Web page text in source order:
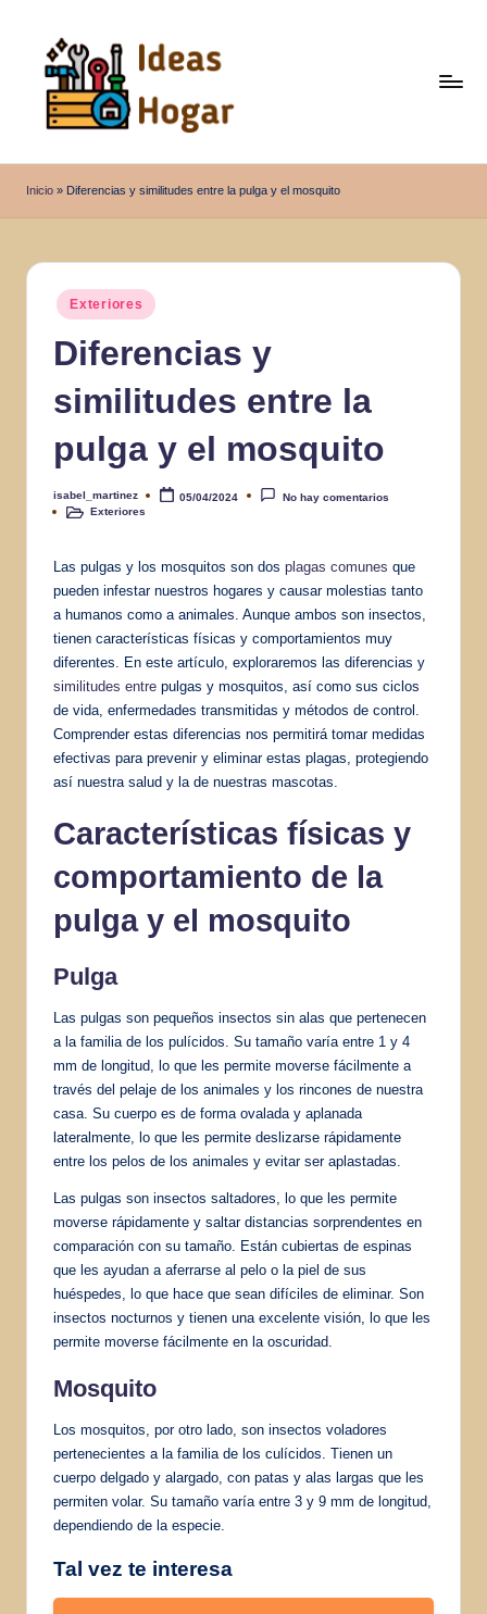
contenido
d
e
a
Inicio » Diferencias y similitudes entre la pulga y el mosquito
Publicado
en
Exteriores
Diferencias y
similitudes entre la
pulga y el mosquito
Publicado
por
isabel_martinez 05/04/2024
No hay comentarios
PublicadoExteriores
Las pulgas y los mosquitos son dos plagas comunes que
pueden infestar nuestros hogares y causar molestias tanto
a humanos como a animales. Aunque ambos son insectos,
tienen características físicas y comportamientos muy
diferentes. En este artículo, exploraremos las diferencias y
similitudes entre pulgas y mosquitos, así como sus ciclos
de vida, enfermedades transmitidas y métodos de control.
Comprender estas diferencias nos permitirá tomar medidas
efectivas para prevenir y eliminar estas plagas, protegiendo
así nuestra salud y la de nuestras mascotas.
Características físicas y
comportamiento de la
pulga y el mosquito
Pulga
Las pulgas son pequeños insectos sin alas que pertenecen
a la familia de los pulícidos. Su tamaño varía entre 1 y 4
mm de longitud, lo que les permite moverse fácilmente a
través del pelaje de los animales y los rincones de nuestra
casa. Su cuerpo es de forma ovalada y aplanada
lateralmente, lo que les permite deslizarse rápidamente
entre los pelos de los animales y evitar ser aplastadas.
Las pulgas son insectos saltadores, lo que les permite
moverse rápidamente y saltar distancias sorprendentes en
comparación con su tamaño. Están cubiertas de espinas
que les ayudan a aferrarse al pelo o la piel de sus
huéspedes, lo que hace que sean difíciles de eliminar. Son
insectos nocturnos y tienen una excelente visión, lo que les
permite moverse fácilmente en la oscuridad.
Mosquito
Los mosquitos, por otro lado, son insectos voladores
pertenecientes a la familia de los culícidos. Tienen un
cuerpo delgado y alargado, con patas y alas largas que les
permiten volar. Su tamaño varía entre 3 y 9 mm de longitud,
dependiendo de la especie.
Tal vez te interesa